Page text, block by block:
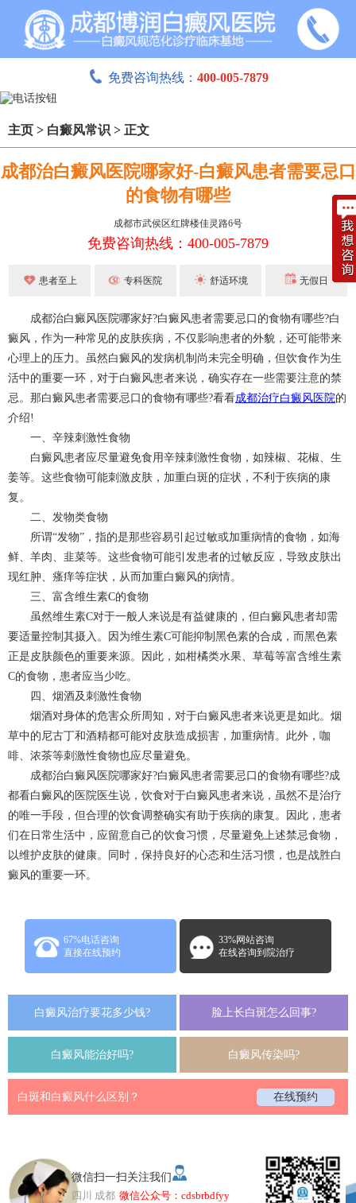
免费咨询热线： 400-005-7879
主页 > 白癜风常识 > 正文
成都治白癜风医院哪家好-白癜风患者需要忌口
的食物有哪些
成都市武侯区红牌楼佳灵路6号
免费咨询热线：400-005-7879
患者至上 专科医院 舒适环境 无假日
成都治白癜风医院哪家好?白癜风患者需要忌口的食物有哪些?白
癜风，作为一种常见的皮肤疾病，不仅影响患者的外貌，还可能带来
心理上的压力。虽然白癜风的发病机制尚未完全明确，但饮食作为生
活中的重要一环，对于白癜风患者来说，确实存在一些需要注意的禁
忌。那白癜风患者需要忌口的食物有哪些?看看成都治疗白癜风医院的
介绍!
一、辛辣刺激性食物
白癜风患者应尽量避免食用辛辣刺激性食物，如辣椒、花椒、生
姜等。这些食物可能刺激皮肤，加重白斑的症状，不利于疾病的康
复。
二、发物类食物
所谓“发物”，指的是那些容易引起过敏或加重病情的食物，如海
鲜、羊肉、韭菜等。这些食物可能引发患者的过敏反应，导致皮肤出
现红肿、瘙痒等症状，从而加重白癜风的病情。
三、富含维生素C的食物
虽然维生素C对于一般人来说是有益健康的，但白癜风患者却需
要适量控制其摄入。因为维生素C可能抑制黑色素的合成，而黑色素
正是皮肤颜色的重要来源。因此，如柑橘类水果、草莓等富含维生素
C的食物，患者应当少吃。
四、烟酒及刺激性食物
烟酒对身体的危害众所周知，对于白癜风患者来说更是如此。烟
草中的尼古丁和酒精都可能对皮肤造成损害，加重病情。此外，咖
啡、浓茶等刺激性食物也应尽量避免。
成都治白癜风医院哪家好?白癜风患者需要忌口的食物有哪些?成
都看白癜风的医院医生说，饮食对于白癜风患者来说，虽然不是治疗
的唯一手段，但合理的饮食调整确实有助于疾病的康复。因此，患者
们在日常生活中，应留意自己的饮食习惯，尽量避免上述禁忌食物，
以维护皮肤的健康。同时，保持良好的心态和生活习惯，也是战胜白
癜风的重要一环。
67%电话咨询
直接在线预约
33%网站咨询
在线咨询到院治疗
白癜风治疗要花多少钱? 脸上长白斑怎么回事?
白癜风能治好吗? 白癜风传染吗?
白斑和白癜风什么区别？ 在线预约
微信扫一扫关注我们
四川 成都 微信公众号：cdsbrbdfyy